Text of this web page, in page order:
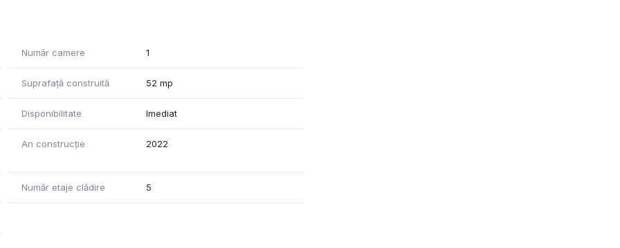
a unui birou separat
pe scări sau cu liftul
Număr camere 1
Suprafață construită 52 mp
Disponibilitate Imediat
An construcție 2022
Număr etaje clădire 5